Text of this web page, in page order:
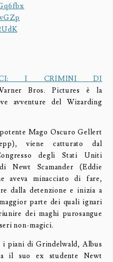
I CRIMINI DI
Bros. Pictures è la
avventure del Wizarding
Mago Oscuro Gellert
viene catturato dal
degli Stati Uniti
Newt Scamander (Eddie
aveva minacciato di fare,
dalla detenzione e inizia a
parte dei quali ignari
dei maghi purosangue
non-magici.
piani di Grindelwald, Albus
il suo ex studente Newt